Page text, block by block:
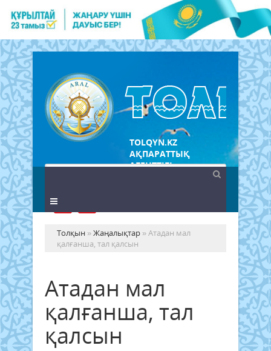
TOLQYN.KZ
АҚПАРАТТЫҚ
АГЕНТТІГІ
Толқын »Жаңалықтар » Атадан мал
қалғанша, тал қалсын
Атадан мал
қалғанша, тал
қалсын